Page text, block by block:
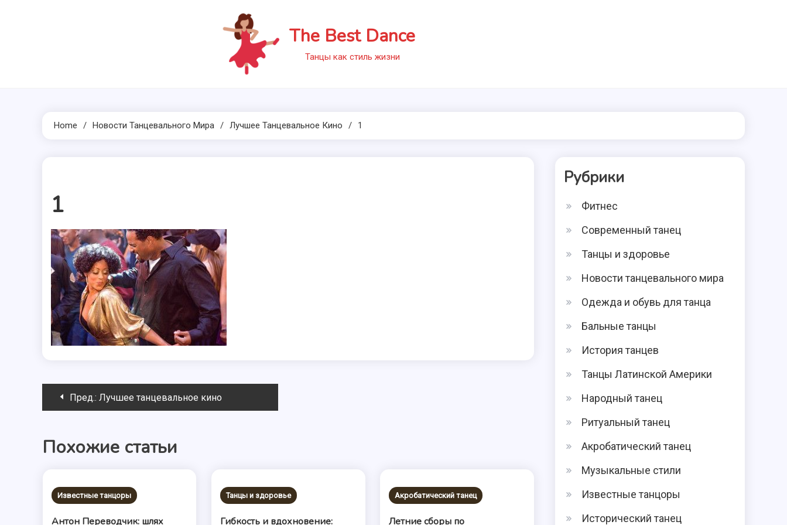
The Best Dance
Танцы как стиль жизни
Home Новости Танцевального Мира Лучшее Танцевальное Кино 1
1
Навигация
записям
Пред.: Лучшее танцевальное кино
Похожие статьи
Известные танцоры
Антон Переводчик: шлях
Танцы и здоровье
Гибкость и вдохновение:
Акробатический танец
Летние сборы по
Рубрики
Фитнес
Современный танец
Танцы и здоровье
Новости танцевального мира
Одежда и обувь для танца
Бальные танцы
История танцев
Танцы Латинской Америки
Народный танец
Ритуальный танец
Акробатический танец
Музыкальные стили
Известные танцоры
Исторический танец